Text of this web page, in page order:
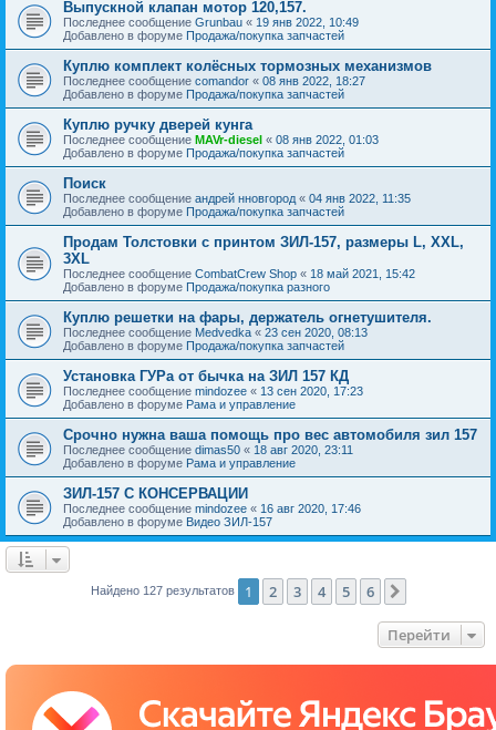
Выпускной клапан мотор 120,157.
Последнее сообщение Grunbau « 19 янв 2022, 10:49
Добавлено в форуме Продажа/покупка запчастей
Куплю комплект колёсных тормозных механизмов
Последнее сообщение comandor « 08 янв 2022, 18:27
Добавлено в форуме Продажа/покупка запчастей
Куплю ручку дверей кунга
Последнее сообщение MAVr-diesel « 08 янв 2022, 01:03
Добавлено в форуме Продажа/покупка запчастей
Поиск
Последнее сообщение андрей нновгород « 04 янв 2022, 11:35
Добавлено в форуме Продажа/покупка запчастей
Продам Толстовки с принтом ЗИЛ-157, размеры L, XXL,
3XL
Последнее сообщение CombatCrew Shop « 18 май 2021, 15:42
Добавлено в форуме Продажа/покупка разного
Куплю решетки на фары, держатель огнетушителя.
Последнее сообщение Medvedka « 23 сен 2020, 08:13
Добавлено в форуме Продажа/покупка запчастей
Установка ГУРа от бычка на ЗИЛ 157 КД
Последнее сообщение mindozee « 13 сен 2020, 17:23
Добавлено в форуме Рама и управление
Срочно нужна ваша помощь про вес автомобиля зил 157
Последнее сообщение dimas50 « 18 авг 2020, 23:11
Добавлено в форуме Рама и управление
ЗИЛ-157 С КОНСЕРВАЦИИ
Последнее сообщение mindozee « 16 авг 2020, 17:46
Добавлено в форуме Видео ЗИЛ-157
Найдено 127 результатов 1 2 3 4 5 6
Перейти